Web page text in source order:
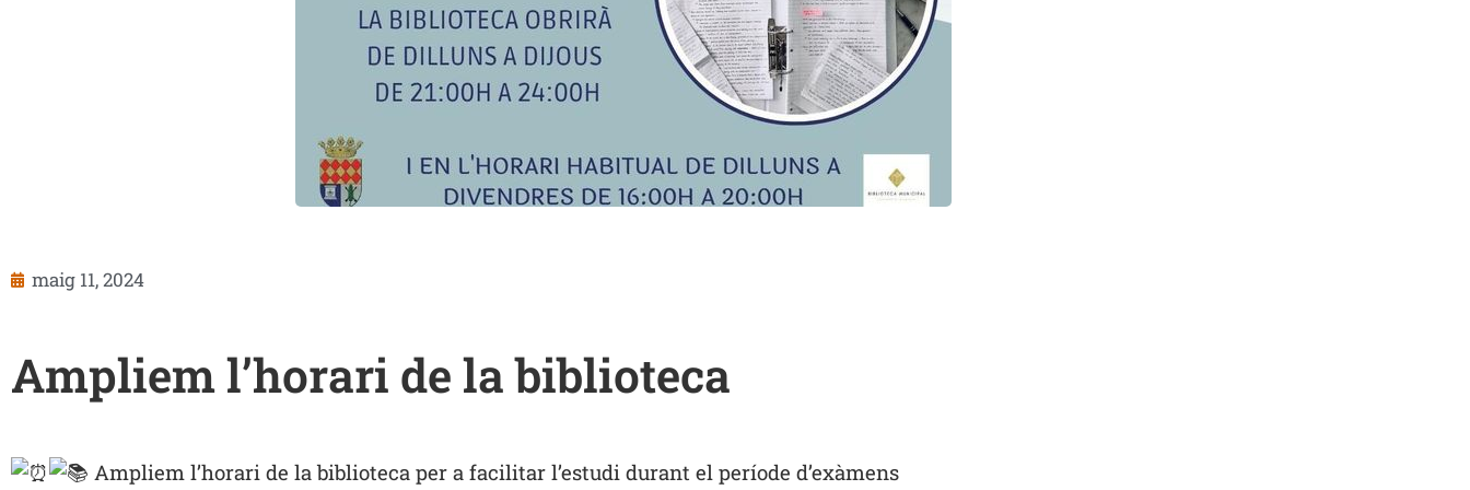
maig 11, 2024
Ampliem l’horari de la biblioteca
Ampliem l’horari de la biblioteca per a facilitar l’estudi durant el període d’exàmens